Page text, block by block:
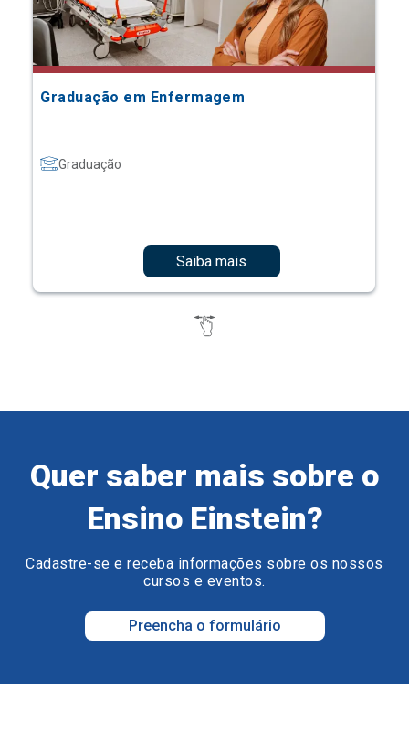
Graduação em Enfermagem
Graduação
Saiba mais
Quer saber mais sobre o
Ensino Einstein?
Cadastre-se e receba informações sobre os nossos
cursos e eventos.
Preencha o formulário